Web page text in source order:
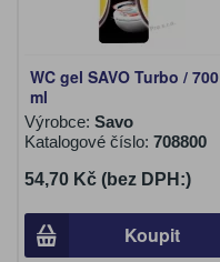
WC gel SAVO Turbo / 700
ml
Výrobce: Savo
Katalogové číslo: 708800
54,70 Kč (bez DPH:)
Koupit